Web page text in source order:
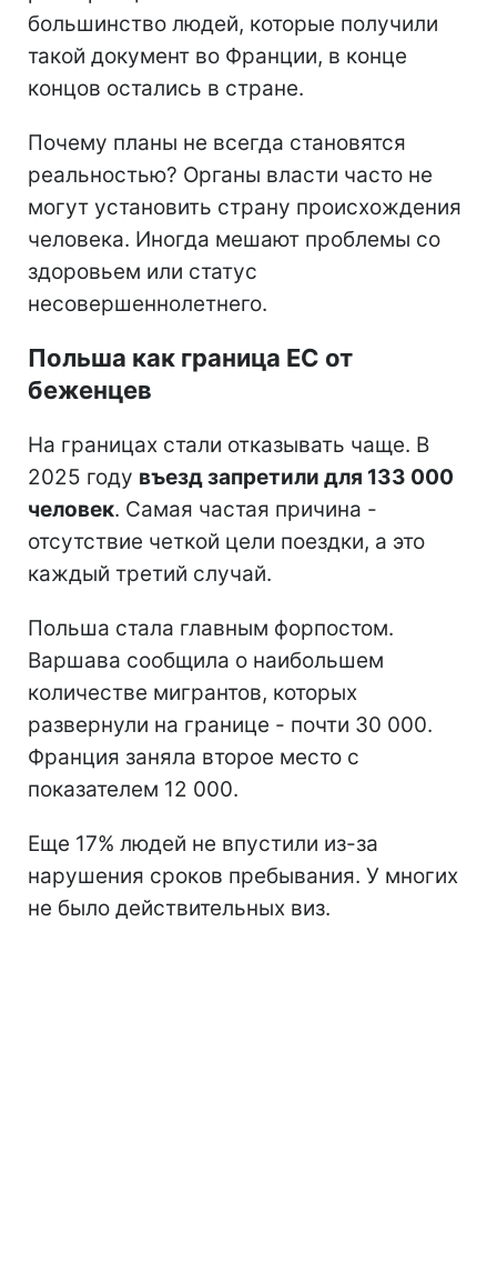
большинство людей, которые получили
такой документ во Франции, в конце
концов остались в стране.
Почему планы не всегда становятся
реальностью? Органы власти часто не
могут установить страну происхождения
человека. Иногда мешают проблемы со
здоровьем или статус
несовершеннолетнего.
Польша как граница ЕС от
беженцев
На границах стали отказывать чаще. В
2025 году въезд запретили для 133 000
человек. Самая частая причина -
отсутствие четкой цели поездки, а это
каждый третий случай.
Польша стала главным форпостом.
Варшава сообщила о наибольшем
количестве мигрантов, которых
развернули на границе - почти 30 000.
Франция заняла второе место с
показателем 12 000.
Еще 17% людей не впустили из-за
нарушения сроков пребывания. У многих
не было действительных виз.